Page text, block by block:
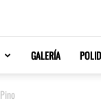
GALERÍA